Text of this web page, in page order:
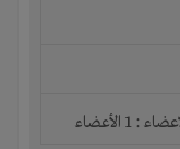
: 1 الأعضاء